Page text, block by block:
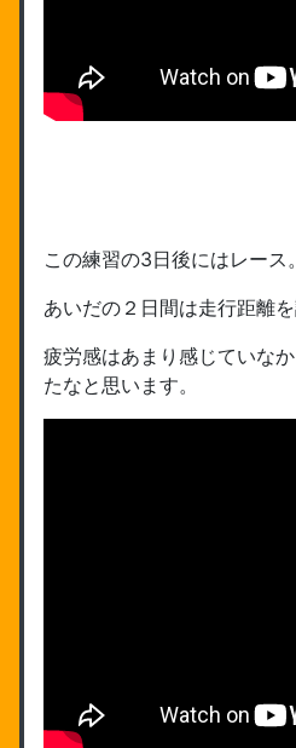
この練習の3日後にはレース。
あいだの２日間は走行距離を
疲労感はあまり感じていな
たなと思います。